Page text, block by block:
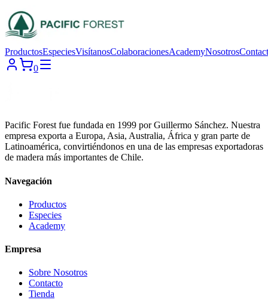
ProductosEspeciesVisítanosColaboracionesAcademyNosotros
0
Pacific Forest fue fundada en 1999 por Guillermo Sánchez. Nuestra
empresa exporta a Europa, Asia, Australia, África y gran parte de
Latinoamérica, convirtiéndonos en una de las empresas exportadoras
de madera más importantes de Chile.
Navegación
Productos
Especies
Academy
Empresa
Sobre Nosotros
Contacto
Tienda